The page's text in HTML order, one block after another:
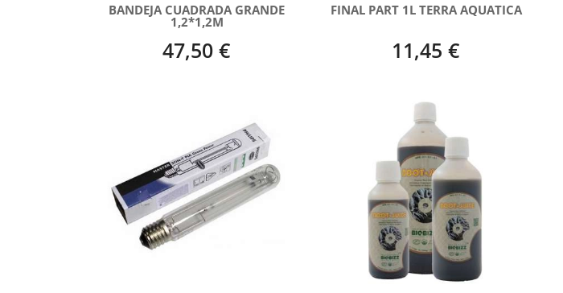
BANDEJA CUADRADA GRANDE
1,2*1,2M
47,50 €
FINAL PART 1L TERRA AQUATICA
11,45 €